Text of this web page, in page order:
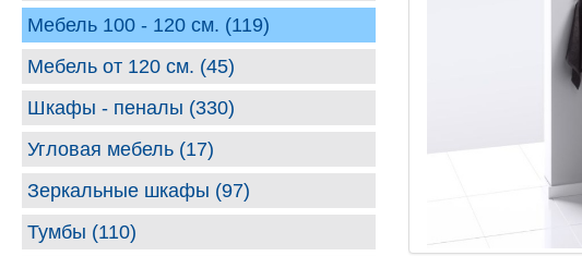
Мебель 100 - 120 см. (119)
Мебель от 120 см. (45)
Шкафы - пеналы (330)
Угловая мебель (17)
Зеркальные шкафы (97)
Тумбы (110)